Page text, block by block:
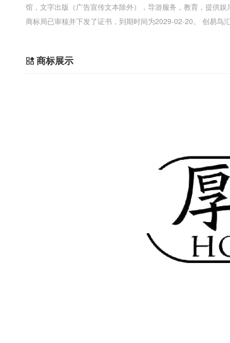
馆，文字出版（广告宣传文本除外），导游服务，教育，提供
商标局已审核并下发了证书，到期时间为2029-02-20。 创易鸟
商标展示